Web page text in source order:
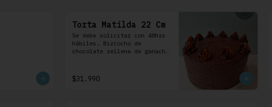
Torta Matilda 22 Cm
Se debe solicitar con 48hrs
hábiles. Bizcocho de
chocolate rellena de ganache
chocolate. 100% chocolate.
$31.990